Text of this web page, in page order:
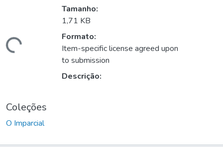
Carregando...
Tamanho:
1,71 KB
Formato:
Item-specific license agreed upon
to submission
Descrição:
Coleções
O Imparcial